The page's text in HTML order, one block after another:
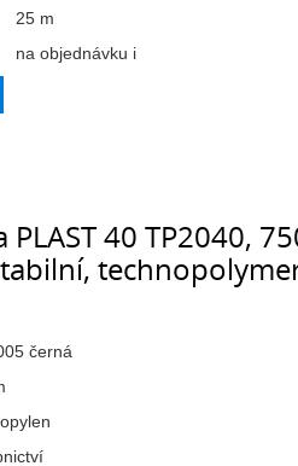
25 m
na objednávku i
40 TP2040,
černá